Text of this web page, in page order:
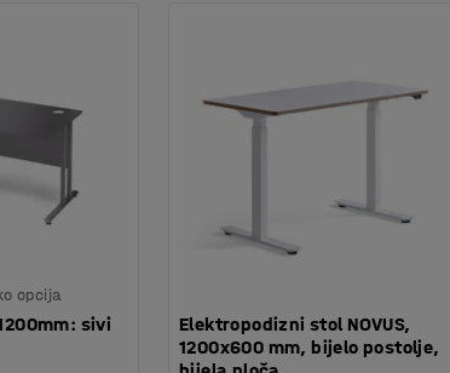
opcija
sivi
Elektropodizni stol NOVUS,
1200x600 mm, bijelo postolje,